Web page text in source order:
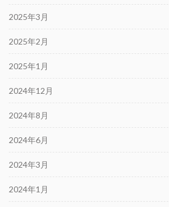
2025年3月
2025年2月
2025年1月
2024年12月
2024年8月
2024年6月
2024年3月
2024年1月